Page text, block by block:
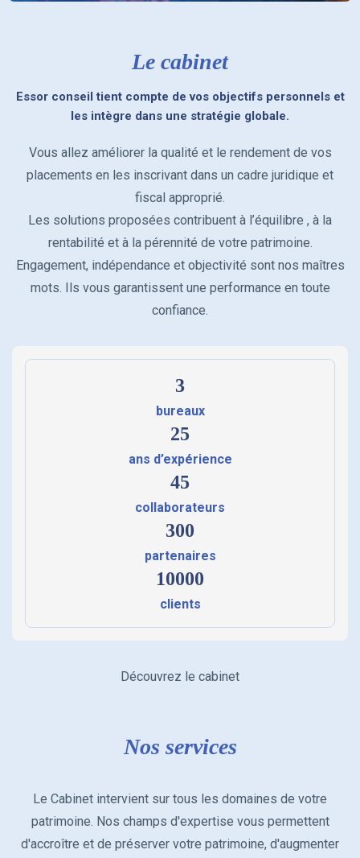
Patrimoine professionnel
Transmission de patrimoine
Le cabinet
Essor conseil tient compte de vos objectifs personnels et
les intègre dans une stratégie globale.
Vous allez améliorer la qualité et le rendement de vos
placements en les inscrivant dans un cadre juridique et
fiscal approprié.
Les solutions proposées contribuent à l’équilibre , à la
rentabilité et à la pérennité de votre patrimoine.
Engagement, indépendance et objectivité sont nos maîtres
mots. Ils vous garantissent une performance en toute
confiance.
3
bureaux
25
ans d’expérience
45
collaborateurs
300
partenaires
10000
clients
Découvrez le cabinet
Nos services
Le Cabinet intervient sur tous les domaines de votre
patrimoine. Nos champs d'expertise vous permettent
d'accroître et de préserver votre patrimoine, d'augmenter